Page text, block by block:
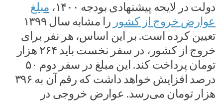
دولت در لایحه پیشنهادی بودجه ۱۴۰۰،
مبلغ
عوارض خروج از کشور
را مشابه سال ۱۳۹۹
تعیین کرده است. بر این اساس، هر نفر برای
خروج از کشور، در سفر نخست باید ۲۶۴ هزار
تومان پرداخت کند. این مبلغ در سفر دوم ۵۰
درصد افزایش خواهد داشت که رقم آن به ۳۹۶
هزار تومان می‌رسد. عوارض خروجی در